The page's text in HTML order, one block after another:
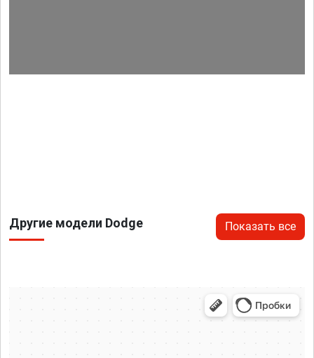
Другие модели Dodge Показать все